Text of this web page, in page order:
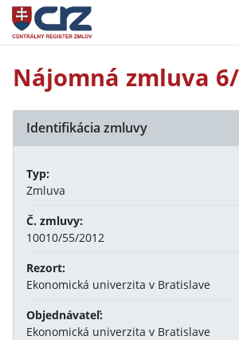
Nájomná zmluva
Identifikácia zmluvy
Typ:
Zmluva
Č. zmluvy:
10010/55/2012
Rezort:
Ekonomická univerzita v Bratislave
Objednávateľ:
Ekonomická univerzita v Bratislave